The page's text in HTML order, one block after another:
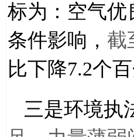
标为：空气优
条件影响， 截
比下降7.2个
三是环境执